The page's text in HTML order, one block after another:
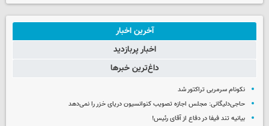
آخرین اخبار
اخبار پربازدید
داغ‌ترین خبرها
نکونام سرمربی تراکتور شد
حاجی‌دلیگانی: مجلس اجازه تصویب کنوانسیون دریای خزر را نمی‌دهد
بیانیه تند فیفا در دفاع از آقای رئیس!